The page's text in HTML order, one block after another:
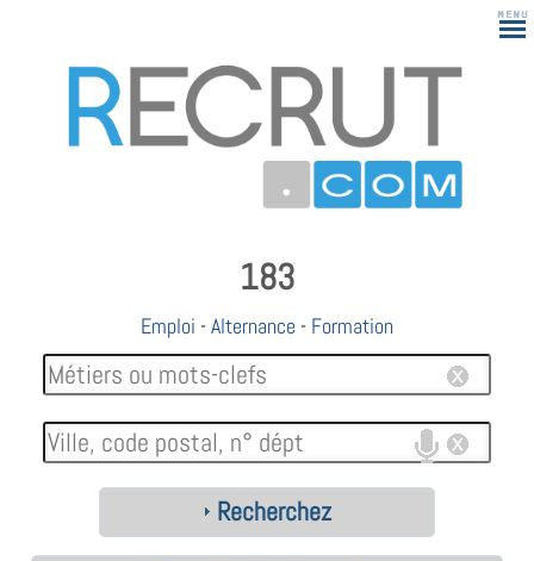
183
Emploi -Alternance - Formation
Recherchez